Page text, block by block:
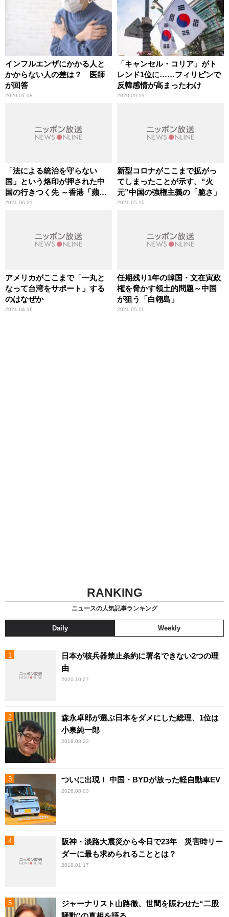
インフルエンザにかかる人と
かからない人の差は？ 医師
が回答
2020.01.08
「キャンセル・コリア」がト
レンド1位に……フィリピンで
反韓感情が高まったわけ
2020.09.19
「法による統治を守らない
国」という烙印が押された中
国の行きつく先 ～香港「蘋果
日報」の幹部5人が逮捕
2021.06.21
新型コロナがここまで拡がっ
てしまったことが示す、“火
元”中国の強権主義の「脆さ」
2021.05.10
アメリカがここまで「一丸と
なって台湾をサポート」する
のはなぜか
2021.04.16
任期残り1年の韓国・文在寅政
権を脅かす領土的問題～中国
が狙う「白翎島」
2021.05.11
RANKING
ニュースの人気記事ランキング
Daily Weekly
日本が核兵器禁止条約に署名できない2つの理
由
2020.10.27
森永卓郎が選ぶ日本をダメにした総理、1位は
小泉純一郎
2018.08.22
ついに出現！ 中国・BYDが放った軽自動車EV
2026.08.03
阪神・淡路大震災から今日で23年 災害時リー
ダーに最も求められることとは？
2018.01.17
ジャーナリスト山路徹、世間を賑わせた“二股